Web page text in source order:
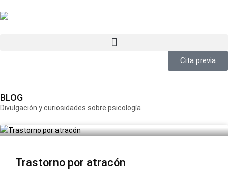
Cita previa
BLOG
Divulgación y curiosidades sobre psicología
Trastorno por atracón